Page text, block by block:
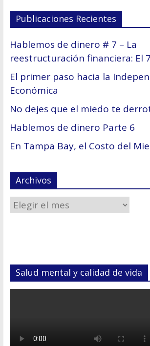
Publicaciones Recientes
Hablemos de dinero # 7 – La
reestructuración financiera: El
El primer paso hacia la
Económica
No dejes que el miedo te
Hablemos de dinero Parte 6
En Tampa Bay, el Costo del
Archivos
Salud mental y calidad de vida